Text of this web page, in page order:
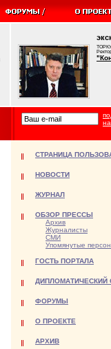
СТРАНИЦА
НОВОСТИ
ЖУРНАЛ
ОБЗОР ПРЕССЫ
Архив
Журналисты
СМИ
Упомянутые
ГОСТЬ ПОРТАЛА
ДИПЛОМАТИЧЕСКИЙ
ФОРУМЫ
О ПРОЕКТЕ
АРХИВ